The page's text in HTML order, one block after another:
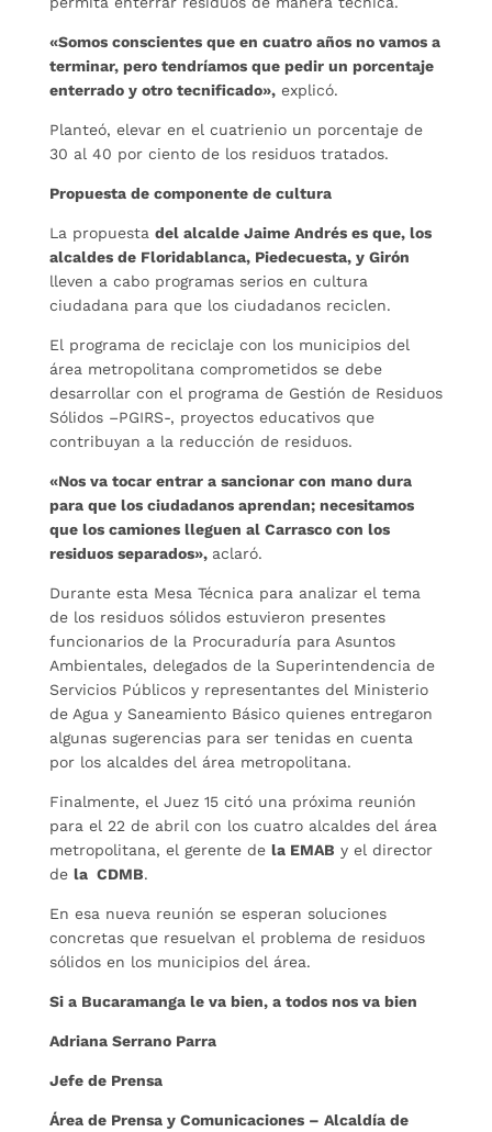
«Somos conscientes que en cuatro años no vamos a
terminar, pero tendríamos que pedir un porcentaje
enterrado y otro tecnificado»,explicó.
Planteó, elevar en el cuatrienio un porcentaje de
30 al 40 por ciento de los residuos tratados.
Propuesta de componente de cultura
La propuesta del alcalde Jaime Andrés es que, los
alcaldes de Floridablanca, Piedecuesta, y Girón
lleven a cabo programas serios en cultura
ciudadana para que los ciudadanos reciclen.
El programa de reciclaje con los municipios del
área metropolitana comprometidos se debe
desarrollar con el programa de Gestión de Residuos
Sólidos –PGIRS-, proyectos educativos que
contribuyan a la reducción de residuos.
«Nos va tocar entrar a sancionar con mano dura
para que los ciudadanos aprendan; necesitamos
que los camiones lleguen al Carrasco con los
residuos separados», aclaró.
Durante esta Mesa Técnica para analizar el tema
de los residuos sólidos estuvieron presentes
funcionarios de la Procuraduría para Asuntos
Ambientales, delegados de la Superintendencia de
Servicios Públicos y representantes del Ministerio
de Agua y Saneamiento Básico quienes entregaron
algunas sugerencias para ser tenidas en cuenta
por los alcaldes del área metropolitana.
Finalmente, el Juez 15 citó una próxima reunión
para el 22 de abril con los cuatro alcaldes del área
metropolitana, el gerente de la EMAB y el director
de la CDMB.
En esa nueva reunión se esperan soluciones
concretas que resuelvan el problema de residuos
sólidos en los municipios del área.
Si a Bucaramanga le va bien, a todos nos va bien
Adriana Serrano Parra
Jefe de Prensa
Área de Prensa y Comunicaciones – Alcaldía de